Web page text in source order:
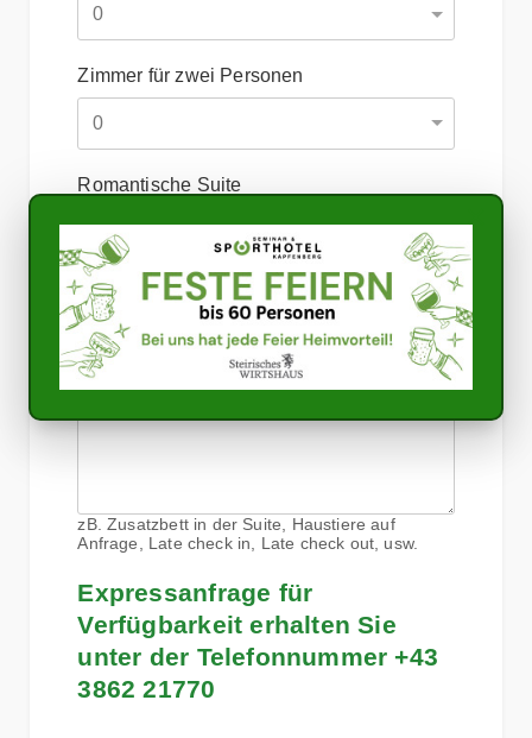
Zimmer für zwei Personen
Romantische Suite
Anfrage
Zusatzbett im Doppelzimmer
Anmerkungen
zB. Zusatzbett in der Suite, Haustiere auf
Anfrage, Late check in, Late check out, usw.
Expressanfrage für
Verfügbarkeit erhalten Sie
unter der Telefonnummer +43
3862 21770
×